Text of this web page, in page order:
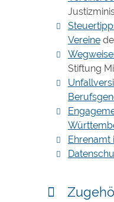
Vereine
Stiftung
Ehrenamt